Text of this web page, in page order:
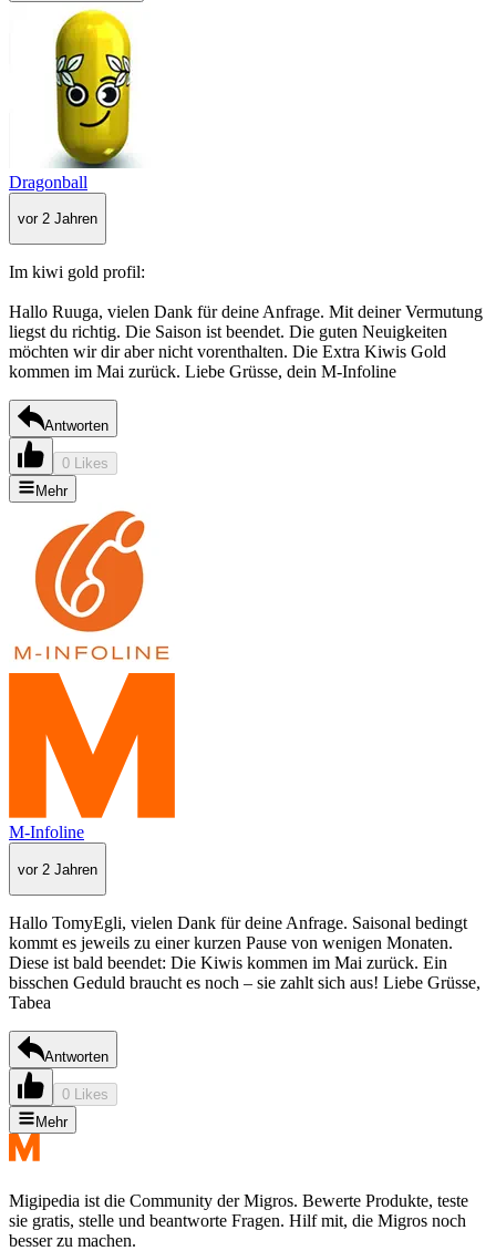
Dragonball
vor 2 Jahren
Im kiwi gold profil:
Hallo Ruuga, vielen Dank für deine Anfrage. Mit deiner Vermutung
liegst du richtig. Die Saison ist beendet. Die guten Neuigkeiten
möchten wir dir aber nicht vorenthalten. Die Extra Kiwis Gold
kommen im Mai zurück. Liebe Grüsse, dein M-Infoline
Antworten
0 Likes
Mehr
M-Infoline
vor 2 Jahren
Hallo TomyEgli, vielen Dank für deine Anfrage. Saisonal bedingt
kommt es jeweils zu einer kurzen Pause von wenigen Monaten.
Diese ist bald beendet: Die Kiwis kommen im Mai zurück. Ein
bisschen Geduld braucht es noch – sie zahlt sich aus! Liebe Grüsse,
Tabea
Antworten
0 Likes
Mehr
Migipedia ist die Community der Migros. Bewerte Produkte, teste
sie gratis, stelle und beantworte Fragen. Hilf mit, die Migros noch
besser zu machen.